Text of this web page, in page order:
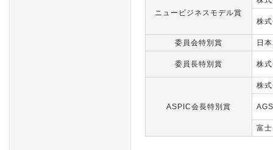
ニュービジネスモデル賞
株
委員会特別賞 日
委員長特別賞 株
ASPIC会長特別賞
株
富